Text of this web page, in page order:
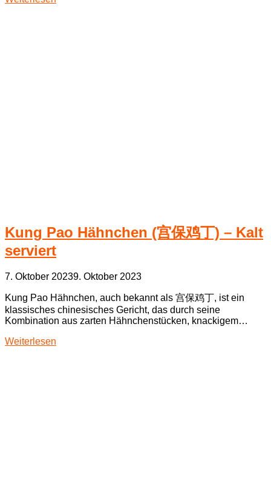
Kung Pao Hähnchen (宫保鸡丁) – Kalt
serviert
7. Oktober 20239. Oktober 2023
Kung Pao Hähnchen, auch bekannt als 宫保鸡丁, ist ein
klassisches chinesisches Gericht, das durch seine
Kombination aus zarten Hähnchenstücken, knackigem…
Weiterlesen